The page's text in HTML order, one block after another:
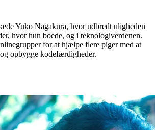
Yuko Nagakura, hvor udbredt uligheden
hvor hun boede, og i teknologiverdenen.
for at hjælpe flere piger med at
opbygge kodefærdigheder.